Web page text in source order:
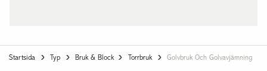
Startsida Typ Bruk & Block Torrbruk Golvbruk Och Golvavjämning